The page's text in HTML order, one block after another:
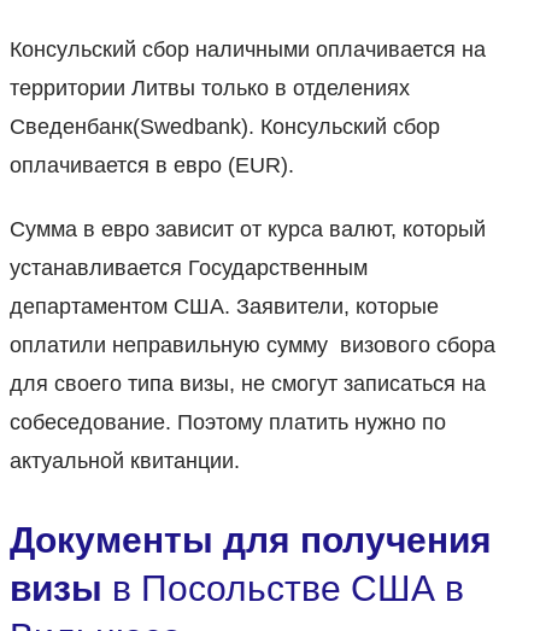
Консульский сбор наличными оплачивается на
территории Литвы только в отделениях
Сведенбанк(Swedbank). Консульский сбор
оплачивается в евро (EUR).
Сумма в евро зависит от курса валют, который
устанавливается Государственным
департаментом США. Заявители, которые
оплатили неправильную сумму визового сбора
для своего типа визы, не смогут записаться на
собеседование. Поэтому платить нужно по
актуальной квитанции.
Документы для получения
визы в Посольстве США в